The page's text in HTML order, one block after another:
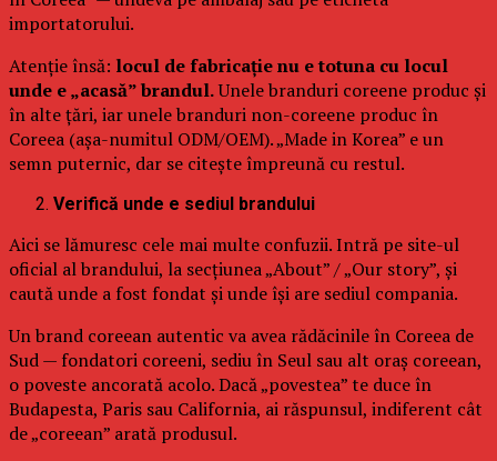
importatorului.
Atenție însă: locul de fabricație nu e totuna cu locul
unde e „acasă” brandul.Unele branduri coreene produc și
în alte țări, iar unele branduri non-coreene produc în
Coreea (așa-numitul ODM/OEM). „Made in Korea” e un
semn puternic, dar se citește împreună cu restul.
Verifică unde e sediul brandului
Aici se lămuresc cele mai multe confuzii. Intră pe site-ul
oficial al brandului, la secțiunea „About” / „Our story”, și
caută unde a fost fondat și unde își are sediul compania.
Un brand coreean autentic va avea rădăcinile în Coreea de
Sud — fondatori coreeni, sediu în Seul sau alt oraș coreean,
o poveste ancorată acolo. Dacă „povestea” te duce în
Budapesta, Paris sau California, ai răspunsul, indiferent cât
de „coreean” arată produsul.